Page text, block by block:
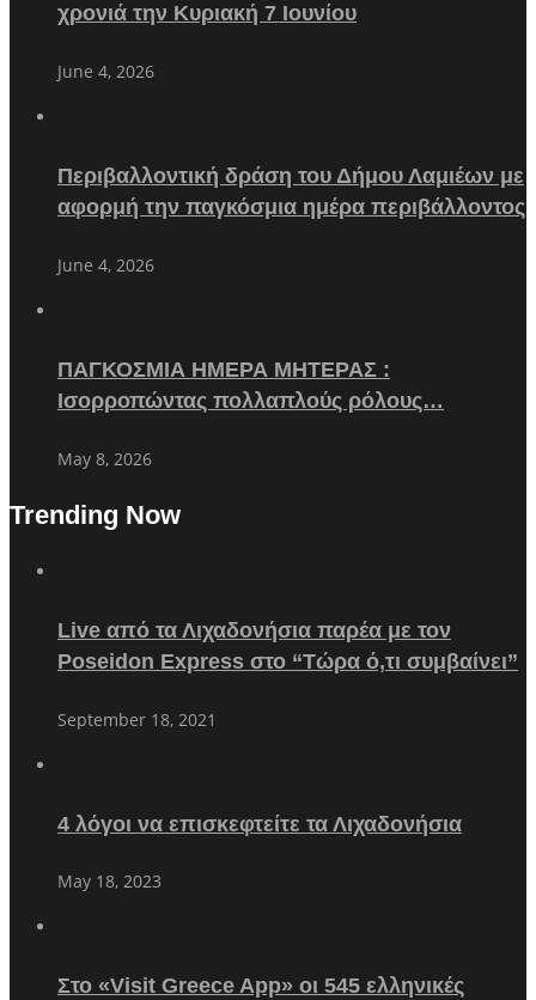
χρονιά την Κυριακή 7 Ιουνίου
June 4, 2026
Περιβαλλοντική δράση του Δήμου Λαμιέων με
αφορμή την παγκόσμια ημέρα περιβάλλοντος
June 4, 2026
ΠΑΓΚΟΣΜΙΑ ΗΜΕΡΑ ΜΗΤΕΡΑΣ :
Ισορροπώντας πολλαπλούς ρόλους…
May 8, 2026
Trending Now
Live από τα Λιχαδονήσια παρέα με τον
Poseidon Express στο “Τώρα ό,τι συμβαίνει”
September 18, 2021
4 λόγοι να επισκεφτείτε τα Λιχαδονήσια
May 18, 2023
Στο «Visit Greece App» οι 545 ελληνικές